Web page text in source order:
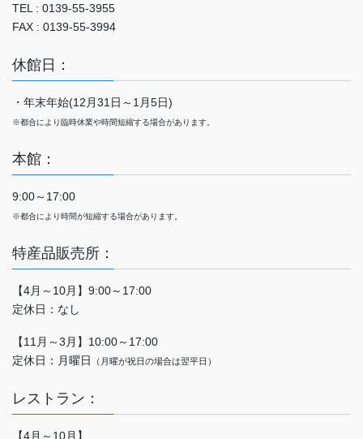
TEL : 0139-55-3955
FAX : 0139-55-3994
休館日：
・年末年始(12月31日～1月5日)
※都合により臨時休業や時間短縮する場合があります。
本館：
9:00～17:00
※都合により時間が短縮する場合があります。
特産品販売所：
【4月～10月】9:00～17:00
定休日：なし
【11月～3月】10:00～17:00
定休日：月曜日
（月曜が祝日の場合は翌平日）
レストラン：
【4月～10月】